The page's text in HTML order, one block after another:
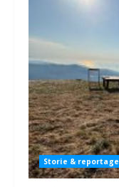
Storie & reportage